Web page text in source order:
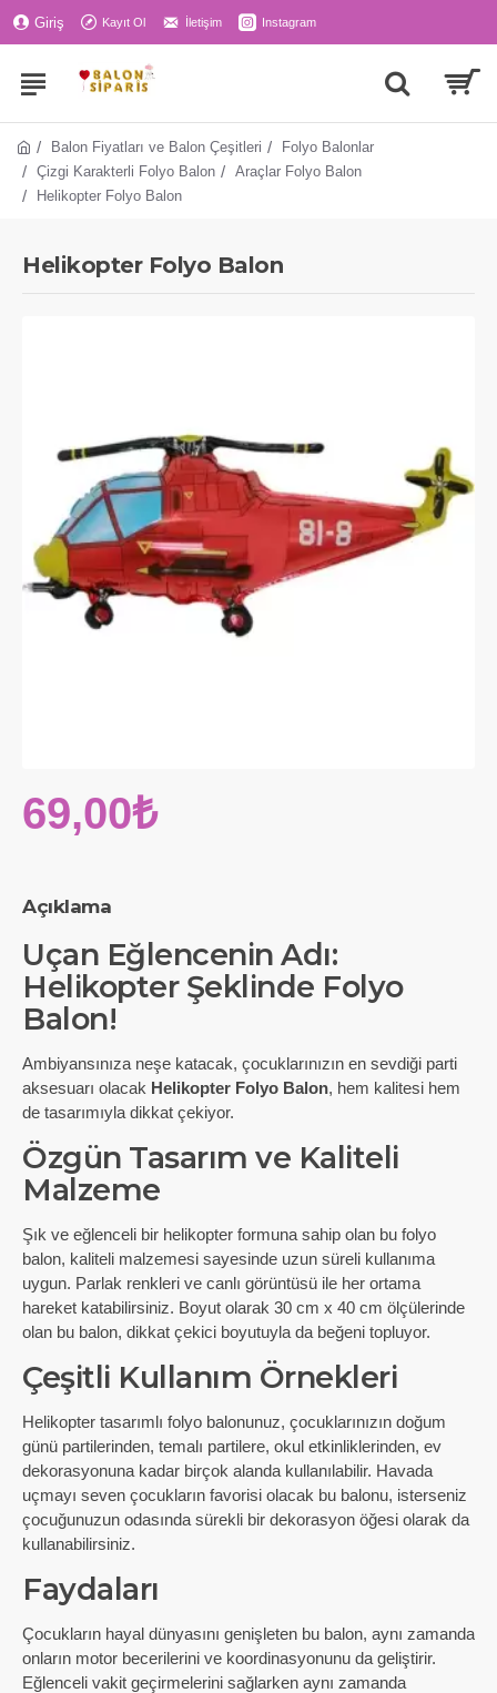
Giriş Kayıt Ol İletişim Instagram
Balon Fiyatları ve Balon Çeşitleri
Folyo Balonlar
Çizgi Karakterli Folyo Balon
Araçlar Folyo Balon
Helikopter Folyo Balon
Helikopter Folyo Balon
Açıklama
Uçan Eğlencenin Adı:
Helikopter Şeklinde Folyo
Balon!
Ambiyansınıza neşe katacak, çocuklarınızın en sevdiği parti
aksesuarı olacak Helikopter Folyo Balon, hem kalitesi hem
de tasarımıyla dikkat çekiyor.
Özgün Tasarım ve Kaliteli
Malzeme
Şık ve eğlenceli bir helikopter formuna sahip olan bu folyo
balon, kaliteli malzemesi sayesinde uzun süreli kullanıma
uygun. Parlak renkleri ve canlı görüntüsü ile her ortama
hareket katabilirsiniz. Boyut olarak 30 cm x 40 cm ölçülerinde
olan bu balon, dikkat çekici boyutuyla da beğeni topluyor.
Çeşitli Kullanım Örnekleri
Helikopter tasarımlı folyo balonunuz, çocuklarınızın doğum
günü partilerinden, temalı partilere, okul etkinliklerinden, ev
dekorasyonuna kadar birçok alanda kullanılabilir. Havada
uçmayı seven çocukların favorisi olacak bu balonu, isterseniz
çocuğunuzun odasında sürekli bir dekorasyon öğesi olarak da
kullanabilirsiniz.
Faydaları
Çocukların hayal dünyasını genişleten bu balon, aynı zamanda
onların motor becerilerini ve koordinasyonunu da geliştirir.
Eğlenceli vakit geçirmelerini sağlarken aynı zamanda
69,00₺